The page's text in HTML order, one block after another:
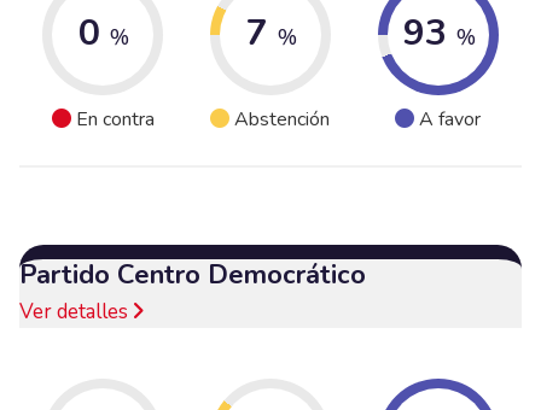
0 %
En contra
7 %
Abstención
93 %
A favor
Partido Centro Democrático
Ver detalles